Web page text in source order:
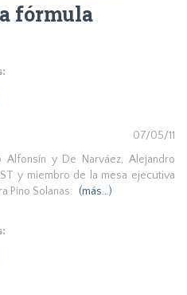
fórmula
07/05/11
y De Narváez, Alejandro
y miembro de la mesa ejecutiva
Pino Solanas:
(más…)